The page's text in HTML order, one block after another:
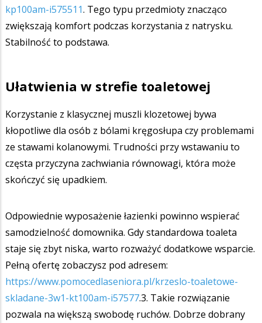
kp100am-i575511. Tego typu przedmioty znacząco
zwiększają komfort podczas korzystania z natrysku.
Stabilność to podstawa.
Ułatwienia w strefie toaletowej
Korzystanie z klasycznej muszli klozetowej bywa
kłopotliwe dla osób z bólami kręgosłupa czy problemami
ze stawami kolanowymi. Trudności przy wstawaniu to
częsta przyczyna zachwiania równowagi, która może
skończyć się upadkiem.
Odpowiednie wyposażenie łazienki powinno wspierać
samodzielność domownika. Gdy standardowa toaleta
staje się zbyt niska, warto rozważyć dodatkowe wsparcie.
Pełną ofertę zobaczysz pod adresem:
https://www.pomocedlaseniora.pl/krzeslo-toaletowe-
skladane-3w1-kt100am-i57577.3. Takie rozwiązanie
pozwala na większą swobodę ruchów. Dobrze dobrany